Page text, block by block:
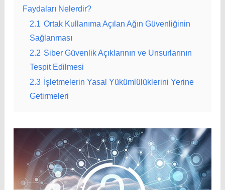
Faydaları Nelerdir?
2.1 Ortak Kullanıma Açılan Ağın Güvenliğinin
Sağlanması
2.2 Siber Güvenlik Açıklarının ve Unsurlarının
Tespit Edilmesi
2.3
İşletmelerin Yasal Yükümlülüklerini Yerine
Getirmeleri